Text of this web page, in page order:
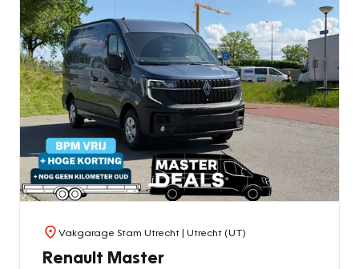
Vakgarage Stam Utrecht| Utrecht (UT)
Renault Master